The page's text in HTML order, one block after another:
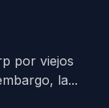
por viejos
la...